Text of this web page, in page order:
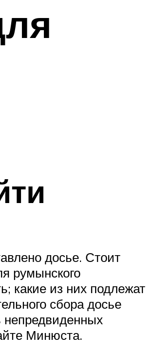
досье. Стоит
румынского
какие из них подлежат
сбора досье
непредвиденных
Минюста.